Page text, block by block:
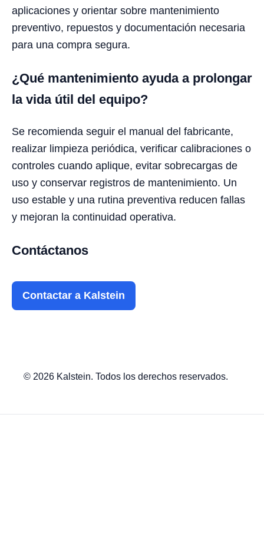
aplicaciones y orientar sobre mantenimiento
preventivo, repuestos y documentación necesaria
para una compra segura.
¿Qué mantenimiento ayuda a prolongar
la vida útil del equipo?
Se recomienda seguir el manual del fabricante,
realizar limpieza periódica, verificar calibraciones o
controles cuando aplique, evitar sobrecargas de
uso y conservar registros de mantenimiento. Un
uso estable y una rutina preventiva reducen fallas
y mejoran la continuidad operativa.
Contáctanos
Contactar a Kalstein
© 2026 Kalstein. Todos los derechos reservados.